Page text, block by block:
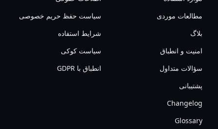
مطالعات موردی
بلاگ
امنیت و انطباق
سؤالات متداول
پشتیبانی
Changelog
Glossary
سیاست حفظ حریم خصوصی
شرایط استفاده
سیاست کوکی
انطباق با GDPR